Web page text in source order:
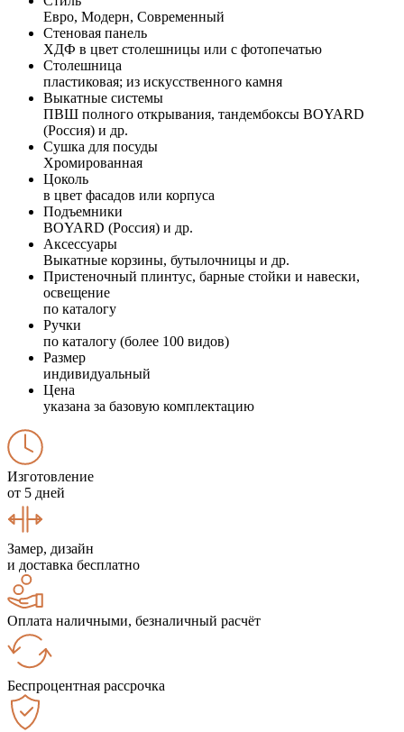
Евро, Модерн, Современный
Стеновая панель
ХДФ в цвет столешницы или с фотопечатью
Столешница
пластиковая; из искусственного камня
Выкатные системы
ПВШ полного открывания, тандембоксы BOYARD
(Россия) и др.
Сушка для посуды
Хромированная
Цоколь
в цвет фасадов или корпуса
Подъемники
BOYARD (Россия) и др.
Аксессуары
Выкатные корзины, бутылочницы и др.
Пристеночный плинтус, барные стойки и навески,
освещение
по каталогу
Ручки
по каталогу (более 100 видов)
Размер
индивидуальный
Цена
указана за базовую комплектацию
Изготовление
от 5 дней
Замер, дизайн
и доставка бесплатно
Оплата наличными, безналичный расчёт
Беспроцентная рассрочка